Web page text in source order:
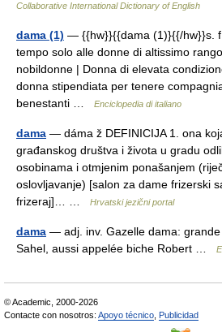
Collaborative International Dictionary of English
dama (1) — {{hw}}{{dama (1)}{{/hw}}s.
tempo solo alle donne di altissimo
nobildonne | Donna di elevata
donna stipendiata per tenere
benestanti …
Enciclopedia di italiano
dama — dáma ž DEFINICIJA 1. ona
građanskog društva i života u gradu
osobinama i otmjenim ponašanjem
oslovljavanje) [salon za dame frizerski
frizeraj]… …
Hrvatski jezični portal
dama — adj. inv. Gazelle dama:
Sahel, aussi appelée biche Robert …
© Academic, 2000-2026
Contacte con nosotros: Apoyo técnico Publicidad